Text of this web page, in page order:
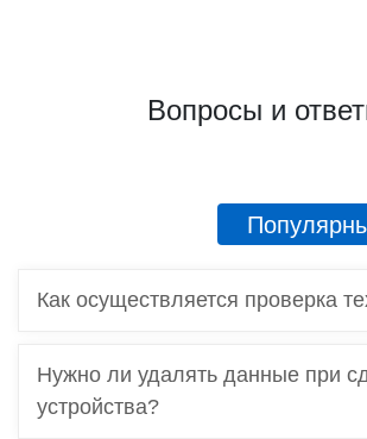
Вопросы и
Как осуществляется проверка
Нужно ли удалять данные при
устройства?